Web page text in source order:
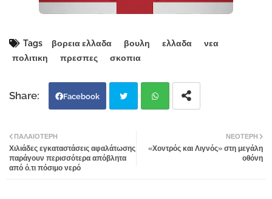
Tags βορεια ελλαδα βουλη ελλαδα
νεα
πολιτικη
πρεσπες σκοπια
Facebook
tter atsa
ΝΕΌΤΕΡΗ
«Χοντρός και Λιγνός» στη μεγάλη
οθόνη
ΠΑΛΑΙΌΤΕΡΗ
Χιλιάδες εγκαταστάσεις αφαλάτωσης
παράγουν περισσότερα απόβλητα
από ό,τι πόσιμο νερό